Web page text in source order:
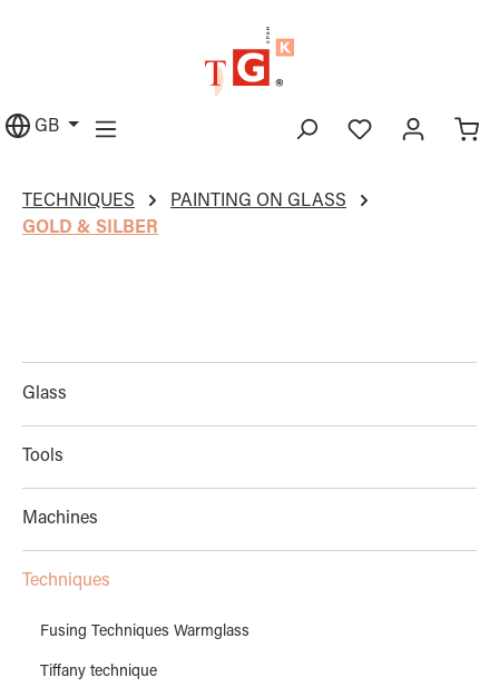
GB
TECHNIQUES
PAINTING ON GLASS
GOLD & SILBER
Glass
Tools
Machines
Techniques
Fusing Techniques Warmglass
Tiffany technique